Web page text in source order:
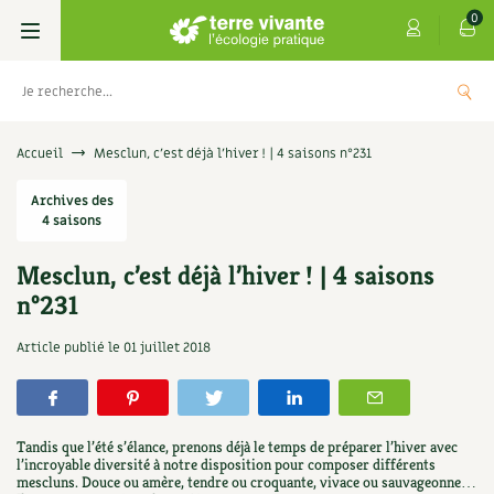
0
Livres
Permaculture, Jardin bio
Techniques de jardinage
Verger, arbres
Aménagement jardin
Les 4 saisons
Se réabonner
Offrir un abonnement
Les numéros
4 saisons
Graines, semences
Aromatiques
Florales
Cartes cadeau
Découvrir le Centre
Visiter en famille, entre amis
Jardin bio
Parole libre
Accueil Mesclun, c’est déjà l’hiver ! | 4 saisons n°231
Archives des
4 saisons
Mesclun, c’est déjà l’hiver ! | 4 saisons
n°231
Article publié le 01 juillet 2018
Tandis que l’été s’élance, prenons déjà le temps de préparer l’hiver avec
l’incroyable diversité à notre disposition pour composer différents
mescluns. Douce ou amère, tendre ou croquante, vivace ou sauvageonne…
9,90